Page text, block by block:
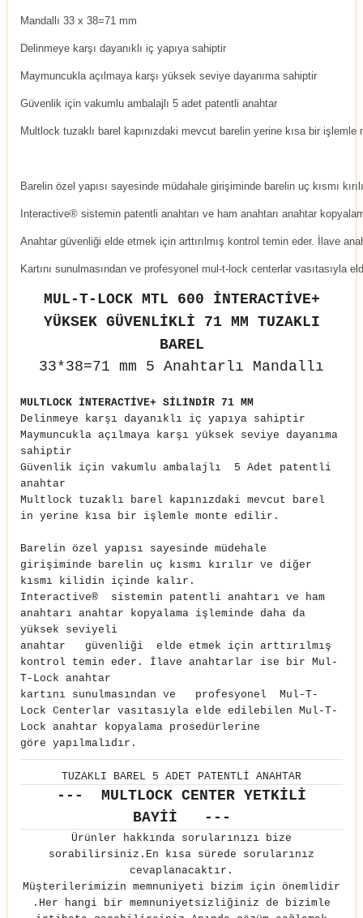
Mandallı 33 x 38=71 mm
Delinmeye karşı dayanıklı iç yapıya sahiptir
Maymuncukla açılmaya karşı yüksek seviye dayanıma sahiptir
Güvenlik için vakumlu ambalajlı 5 adet patentli anahtar
Multlock tuzaklı barel kapınızdaki mevcut barelin yerine kısa bir işlemle
Barelin özel yapısı sayesinde müdahale girişiminde barelin uç kısmı
Interactive® sistemin patentli anahtarı ve ham anahtarı anahtar
Anahtar güvenliği elde etmek için arttırılmış kontrol temin eder. İlave
Kartını sunulmasından ve profesyonel mul-t-lock centerlar vasıtasıyla
MUL-T-LOCK MTL 600 İNTERACTİVE+
YÜKSEK GÜVENLİKLİ 71 MM TUZAKLI
BAREL
33*38=71 mm 5 Anahtarlı Mandallı
MULTLOCK İNTERACTİVE+ SİLİNDİR 71 MM
Delinmeye karşı dayanıklı iç yapıya sahiptir
Maymuncukla açılmaya karşı yüksek seviye dayanıma
sahiptir
Güvenlik için vakumlu ambalajlı
5 Adet patentli
anahtar
Multlock tuzaklı barel kapınızdaki mevcut barel
in yerine kısa bir işlemle monte edilir.
Barelin özel yapısı sayesinde müdehale
girişiminde barelin uç kısmı kırılır ve diğer
kısmı kilidin içinde kalır.
Interactive® sistemin patentli anahtarı ve ham
anahtarı anahtar kopyalama işleminde daha da
yüksek seviyeli
anahtar
güvenliği
elde etmek için arttırılmış
kontrol temin eder. İlave anahtarlar ise bir Mul-
T-Lock anahtar
kartını sunulmasından ve
profesyonel
Mul-T-
Lock Centerlar vasıtasıyla elde edilebilen Mul-T-
Lock anahtar kopyalama prosedürlerine
göre yapılmalıdır.
TUZAKLI BAREL 5 ADET PATENTLİ ANAHTAR
--- MULTLOCK CENTER YETKİLİ
BAYİİ
---
Ürünler hakkında sorularınızı bize
sorabilirsiniz.En kısa sürede sorularınız
cevaplanacaktır.
Müşterilerimizin memnuniyeti bizim için önemlidir
.Her hangi bir memnuniyetsizliğiniz de bizimle